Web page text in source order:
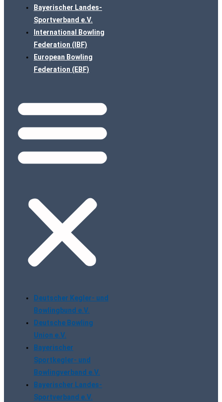
Bayerischer Landes-
Sportverband e.V.
International Bowling
Federation (IBF)
European Bowling
Federation (EBF)
Deutscher Kegler- und
Bowlingbund e.V.
Deutsche Bowling
Union e.V.
Bayerischer
Sportkegler- und
Bowlingverband e.V.
Bayerischer Landes-
Sportverband e.V.